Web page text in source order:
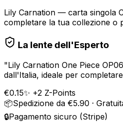
Lily Carnation — carta singola
completare la tua collezione o
La lente dell'Esperto
"Lily Carnation One Piece
dall'Italia, ideale per
€0.15✨ +2 Z-Points
📦Spedizione da €5.90 ·
🔒Pagamento sicuro (Stripe)